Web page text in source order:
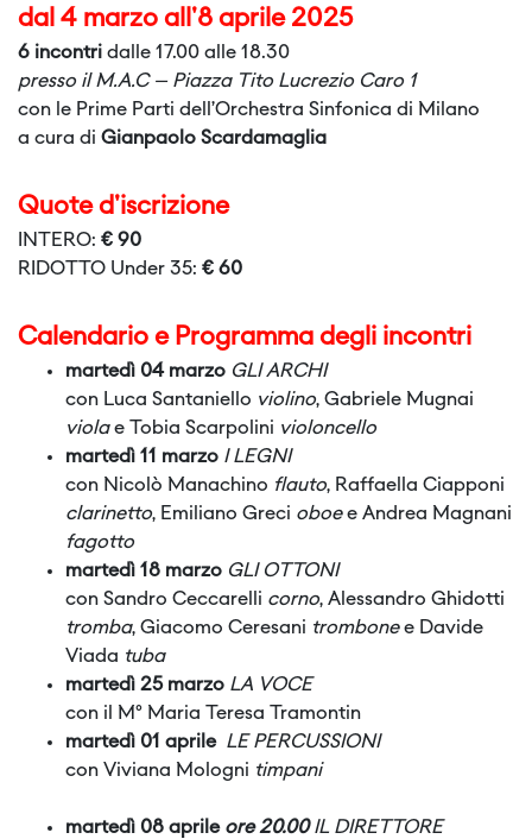
dal 4 marzo all'8 aprile 2025
6 incontri dalle 17.00 alle 18.30
presso il M.A.C – Piazza Tito Lucrezio Caro 1
con le Prime Parti dell’Orchestra Sinfonica di Milano
a cura di Gianpaolo Scardamaglia
Quote d'iscrizione
INTERO: € 90
RIDOTTO Under 35: € 60
Calendario e Programma degli incontri
martedì 04 marzo GLI ARCHI
con Luca Santaniello violino, Gabriele Mugnai
violae Tobia Scarpolini violoncello
martedì 11 marzo I LEGNI
con Nicolò Manachino flauto, Raffaella Ciapponi
clarinetto, Emiliano Greci oboee Andrea Magnani
fagotto
martedì 18 marzo GLI OTTONI
con Sandro Ceccarelli corno, Alessandro Ghidotti
tromba, Giacomo Ceresani trombonee Davide
Viada tuba
martedì 25 marzo LA VOCE
con il M° Maria Teresa Tramontin
martedì 01 aprile LE PERCUSSIONI
con Viviana Mologni timpani
martedì 08 aprileore 20.00 IL DIRETTORE